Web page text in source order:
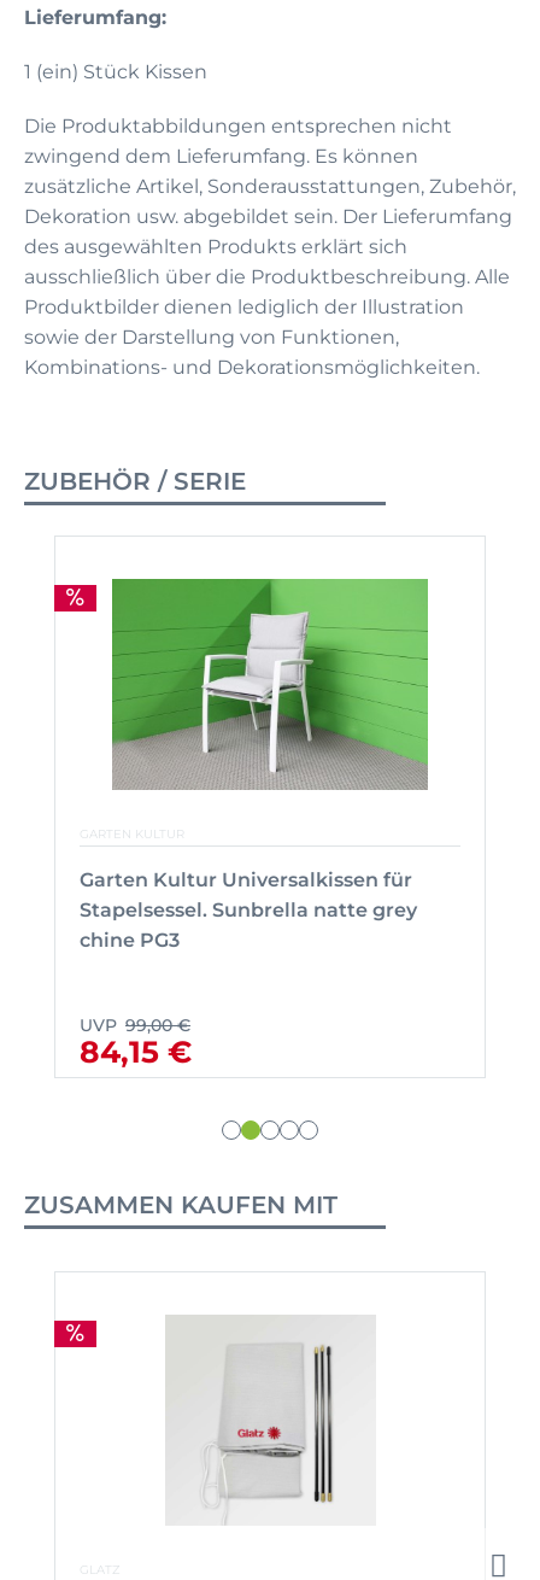
Lieferumfang:
1 (ein) Stück Kissen
Die Produktabbildungen entsprechen nicht
zwingend dem Lieferumfang. Es können
zusätzliche Artikel, Sonderausstattungen, Zubehör,
Dekoration usw. abgebildet sein. Der Lieferumfang
des ausgewählten Produkts erklärt sich
ausschließlich über die Produktbeschreibung. Alle
Produktbilder dienen lediglich der Illustration
sowie der Darstellung von Funktionen,
Kombinations- und Dekorationsmöglichkeiten.
ZUBEHÖR / SERIE
GARTEN KULTUR
Garten Kultur Universalkissen für
Stapelsessel. Sunbrella natte grey
chine PG3
UVP 99,00 €
84,15 €
ZUSAMMEN KAUFEN MIT
GLATZ